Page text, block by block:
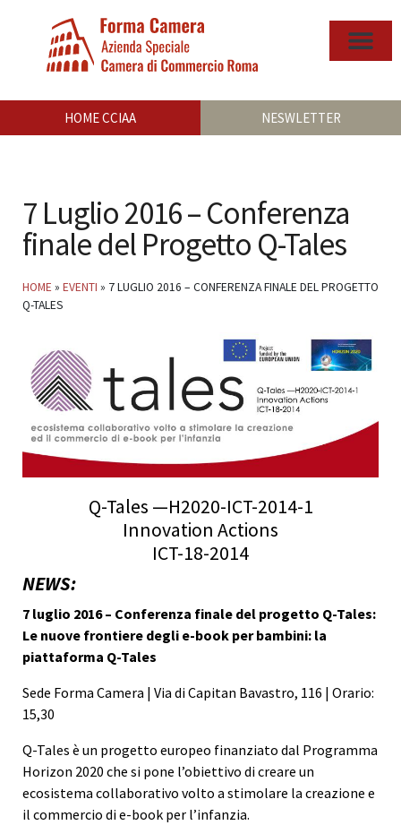
HOME CCIAA NESWLETTER
7 Luglio 2016 – Conferenza
finale del Progetto Q-Tales
HOME » EVENTI » 7 LUGLIO 2016 – CONFERENZA FINALE DEL PROGETTO
Q-TALES
Q-Tales —H2020-ICT-2014-1
Innovation Actions
ICT-18-2014
NEWS:
7 luglio 2016 – Conferenza finale del progetto Q-Tales:
Le nuove frontiere degli e-book per bambini: la
piattaforma Q-Tales
Sede Forma Camera | Via di Capitan Bavastro, 116 | Orario:
15,30
Q-Tales è un progetto europeo finanziato dal Programma
Horizon 2020 che si pone l’obiettivo di creare un
ecosistema collaborativo volto a stimolare la creazione e
il commercio di e-book per l’infanzia.